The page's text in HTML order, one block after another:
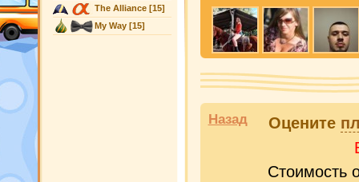
The Alliance[15]
My Way[15]
Назад Оцените
Стоимость